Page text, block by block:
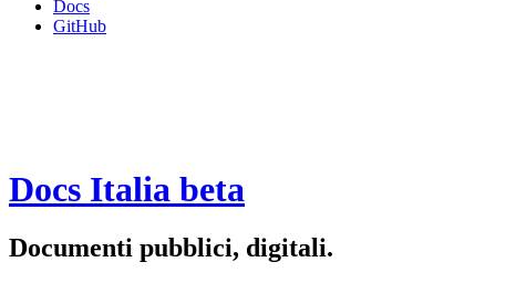
Docs
GitHub
Docs Italia beta
Documenti pubblici, digitali.